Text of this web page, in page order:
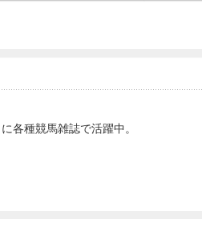
各種競馬雑誌で活躍中。